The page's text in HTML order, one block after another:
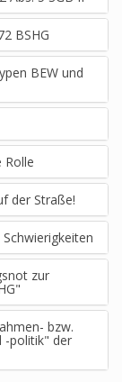
BSHG
BEW und
Rolle
der Straße!
zur
bzw.
-politik" der